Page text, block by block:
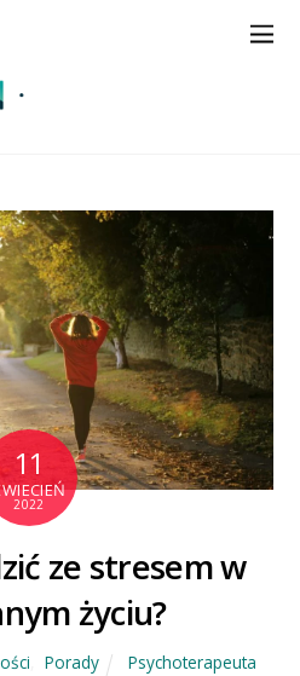
11
2022
ze stresem w
życiu?
Porady
Psychoterapeuta